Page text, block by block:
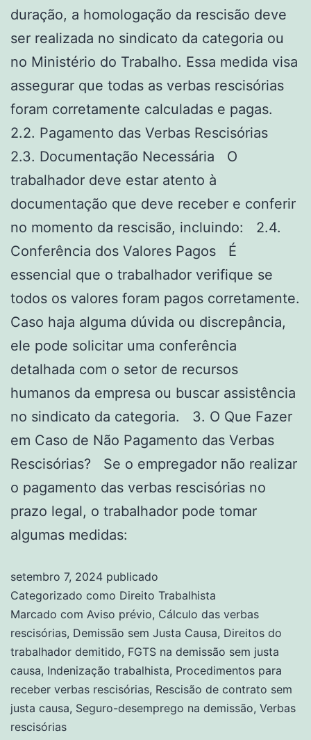
duração, a homologação da rescisão deve
ser realizada no sindicato da categoria ou
no Ministério do Trabalho. Essa medida visa
assegurar que todas as verbas rescisórias
foram corretamente calculadas e pagas.
2.2. Pagamento das Verbas Rescisórias
2.3. Documentação Necessária O
trabalhador deve estar atento à
documentação que deve receber e conferir
no momento da rescisão, incluindo: 2.4.
Conferência dos Valores Pagos É
essencial que o trabalhador verifique se
todos os valores foram pagos corretamente.
Caso haja alguma dúvida ou discrepância,
ele pode solicitar uma conferência
detalhada com o setor de recursos
humanos da empresa ou buscar assistência
no sindicato da categoria. 3. O Que Fazer
em Caso de Não Pagamento das Verbas
Rescisórias? Se o empregador não realizar
o pagamento das verbas rescisórias no
prazo legal, o trabalhador pode tomar
algumas medidas:
setembro 7, 2024 publicado
Categorizado como Direito Trabalhista
Marcado com Aviso prévio, Cálculo das verbas
rescisórias, Demissão sem Justa Causa, Direitos do
trabalhador demitido, FGTS na demissão sem justa
causa, Indenização trabalhista, Procedimentos para
receber verbas rescisórias, Rescisão de contrato sem
justa causa, Seguro-desemprego na demissão, Verbas
rescisórias